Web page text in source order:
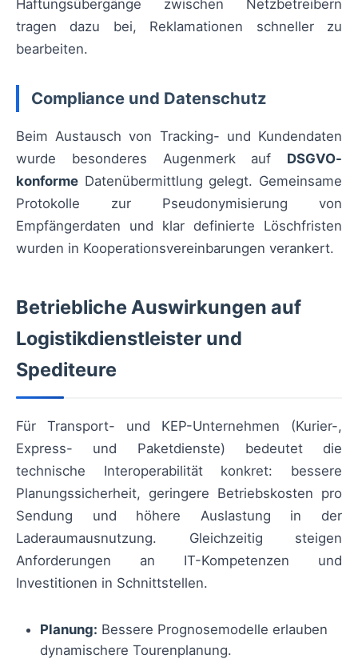
Haftungsübergänge zwischen Netzbetreibern
tragen dazu bei, Reklamationen schneller zu
bearbeiten.
Compliance und Datenschutz
Beim Austausch von Tracking- und Kundendaten
wurde besonderes Augenmerk auf DSGVO-
konforme Datenübermittlung gelegt. Gemeinsame
Protokolle zur Pseudonymisierung von
Empfängerdaten und klar definierte Löschfristen
wurden in Kooperationsvereinbarungen verankert.
Betriebliche Auswirkungen auf
Logistikdienstleister und
Spediteure
Für Transport- und KEP-Unternehmen (Kurier-,
Express- und Paketdienste) bedeutet die
technische Interoperabilität konkret: bessere
Planungssicherheit, geringere Betriebskosten pro
Sendung und höhere Auslastung in der
Laderaumausnutzung. Gleichzeitig steigen
Anforderungen an IT-Kompetenzen und
Investitionen in Schnittstellen.
Planung: Bessere Prognosemodelle erlauben
dynamischere Tourenplanung.